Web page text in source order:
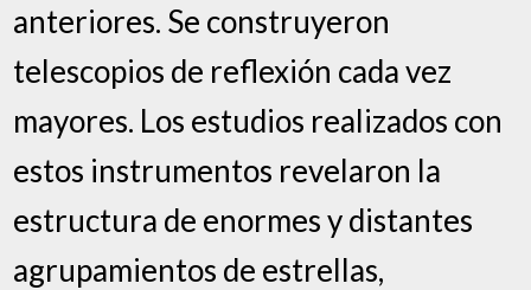
anteriores. Se construyeron
telescopios de reflexión cada vez
mayores. Los estudios realizados con
estos instrumentos revelaron la
estructura de enormes y distantes
agrupamientos de estrellas,